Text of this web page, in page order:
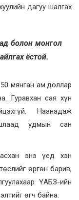
дагуу шалгах
болон монгол
ёстой.
мянган ам.доллар
Гуравхан сая хүн
Наанадаж
удмын сан
энэ үед хэн
өргөн барив,
ҮАБЗ-ийн
өгч байна.